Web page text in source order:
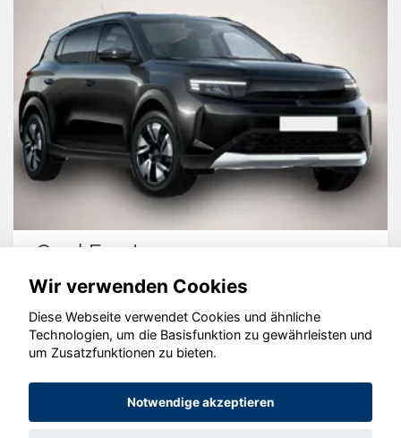
Opel Frontera
© konjunkturmotor.de GmbH 2020 - 2026
Wir verwenden Cookies
Diese Webseite verwendet Cookies und ähnliche
Technologien, um die Basisfunktion zu gewährleisten und
um Zusatzfunktionen zu bieten.
Notwendige akzeptieren